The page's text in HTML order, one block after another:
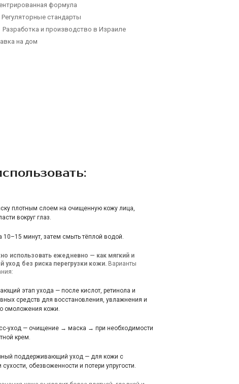
формула
стандарты
Разработка и производство в Израиле
на дом
плотным слоем на очищенную кожу лица,
вокруг глаз.
10–15 минут, затем смыть тёплой водой.
использовать ежедневно — как мягкий и
уход без риска перегрузки кожи. Варианты
этап ухода — после кислот, ретинола и
средств для восстановления, увлажнения и
омоложения кожи.
уход — очищение → маска → при необходимости
крем.
поддерживающий уход — для кожи с
обезвоженности и потери упругости.